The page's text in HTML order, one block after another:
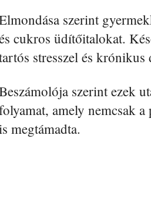
szerint
cukros üdítőitalokat.
stresszel és krónikus
szerint ezek
amely nemcsak
megtámadta.